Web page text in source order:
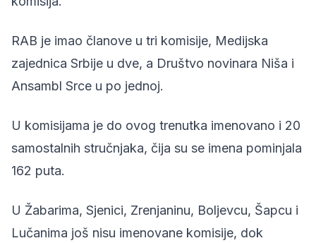
RAB je imao članove u tri komisije, Medijska
zajednica Srbije u dve, a Društvo novinara Niša i
Ansambl Srce u po jednoj.
U komisijama je do ovog trenutka imenovano i 20
samostalnih stručnjaka, čija su se imena pominjala
162 puta.
U Žabarima, Sjenici, Zrenjaninu, Boljevcu, Šapcu i
Lučanima još nisu imenovane komisije, dok